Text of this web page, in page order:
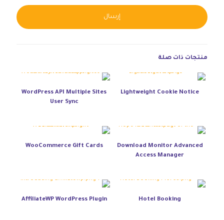
منتجات ذات صلة
Lightweight Cookie Notice
WordPress API Multiple Sites
User Sync
Download Monitor Advanced
Access Manager
WooCommerce Gift Cards
Hotel Booking
AffiliateWP WordPress Plugin